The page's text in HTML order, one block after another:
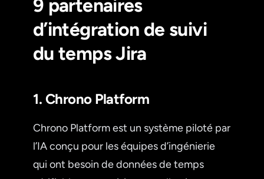
9 partenaires
d’intégration de suivi
du temps Jira
1. Chrono Platform
Chrono Platform est un système piloté par
l’IA conçu pour les équipes d’ingénierie
qui ont besoin de données de temps